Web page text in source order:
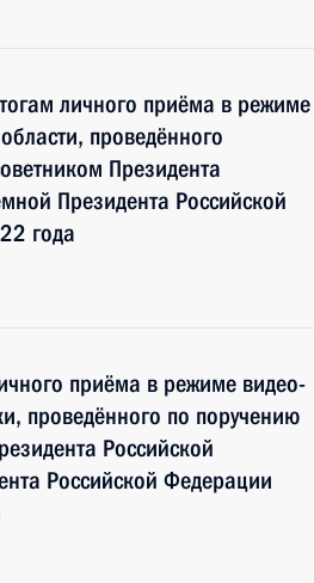
личного приёма в режиме
проведённого
Президента
Президента Российской
года
приёма в режиме видео-
проведённого по поручению
Российской
Российской Федерации